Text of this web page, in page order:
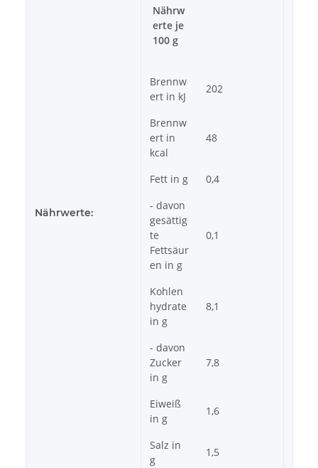
Nährwerte:
Nährw
erte je
100 g
Brennw
ert in kJ
202
Brennw
ert in
kcal
48
Fett in g
0,4
- davon
gesättig
te
Fettsäur
en in g
0,1
Kohlen
hydrate
in g
8,1
- davon
Zucker
in g
7,8
Eiweiß
in g
1,6
Salz in
g
1,5